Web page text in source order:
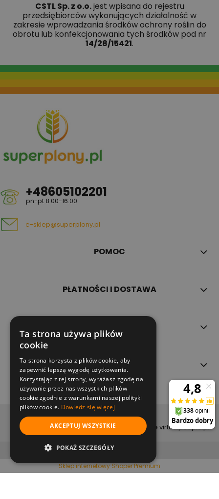
CSTL Sp. z o.o.jest wpisana do rejestru
przedsiębiorców wykonujących działalność w
zakresie wprowadzania środków ochrony roślin do
obrotu lub konfekcjonowania tych środków pod nr
14/28/15421.
+48605102201
pn-pt 8:00-16:00
e-sklep@superplony.pl
POMOC
PŁATNOŚCI I DOSTAWA
O NAS
copyright (c) 2022
projekt i wykonanie virtualpeople.pl
pokaż pełną wersję strony
Sklep internetowy Shoper Premium
Ta strona używa plików
cookie
Ta strona korzysta z plików cookie, aby
zapewnić lepszą wygodę użytkowania.
Korzystając z tej strony, wyrażasz zgodę na
używanie przez nas wszystkich plików
cookie zgodnie z warunkami naszej polityki
plików cookie. Dowiedz się więcej
AKCEPTUJ WSZYSTKIE
POKAŻ SZCZEGÓŁY